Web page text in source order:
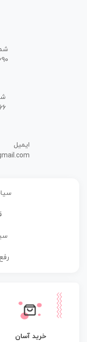
ایمیل
خرید آسان